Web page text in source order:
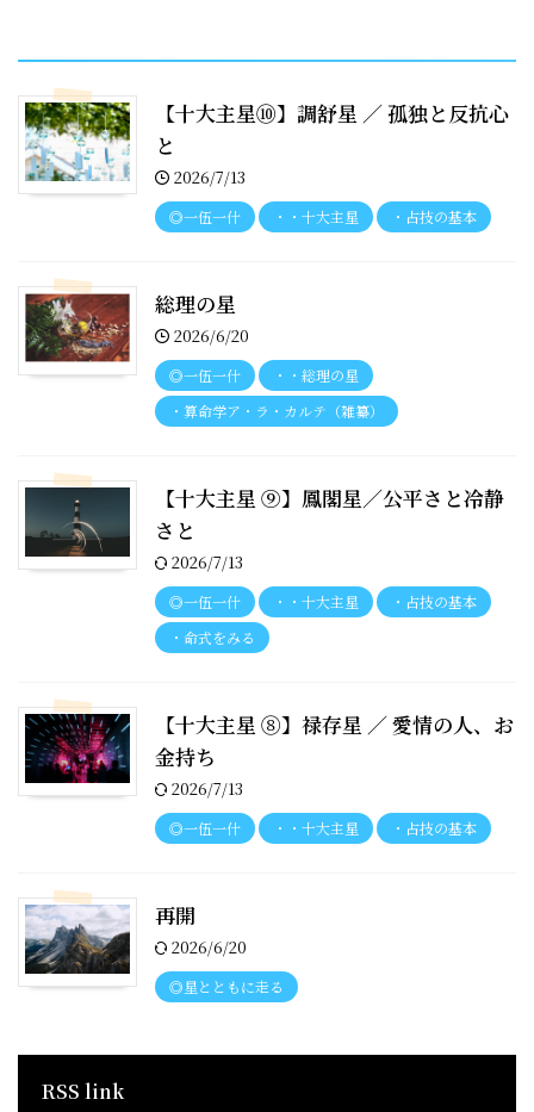
【十大主星⑩】調舒星 ／ 孤独と反抗心
と
2026/7/13
◎一伍一什 ・・十大主星 ・占技の基本
総理の星
2026/6/20
◎一伍一什
・・総理の星
・算命学ア・ラ・カルテ（雑纂）
【十大主星 ⑨】鳳閣星／公平さと冷静
さと
2026/7/13
◎一伍一什 ・・十大主星
・占技の基本
・命式をみる
【十大主星 ⑧】禄存星 ／ 愛情の人、お
金持ち
2026/7/13
◎一伍一什 ・・十大主星 ・占技の基本
再開
2026/6/20
◎星とともに走る
RSS link